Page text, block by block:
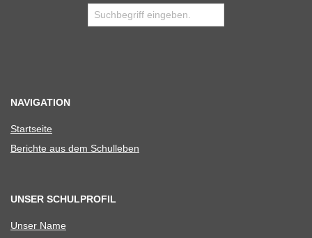
NAVIGATION
Start­seite
Berichte aus dem Schulleben
UNSER SCHULPROFIL
Unser Name